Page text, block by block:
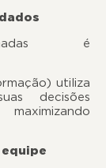
é
utiliza
decisões